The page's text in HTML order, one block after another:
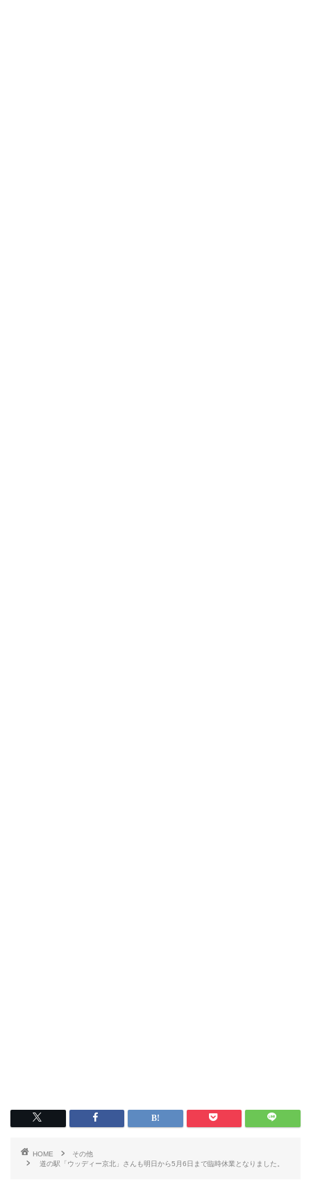
HOME
その他
道の駅「ウッディー京北」さんも明日から5月6日まで臨時休業となりました。